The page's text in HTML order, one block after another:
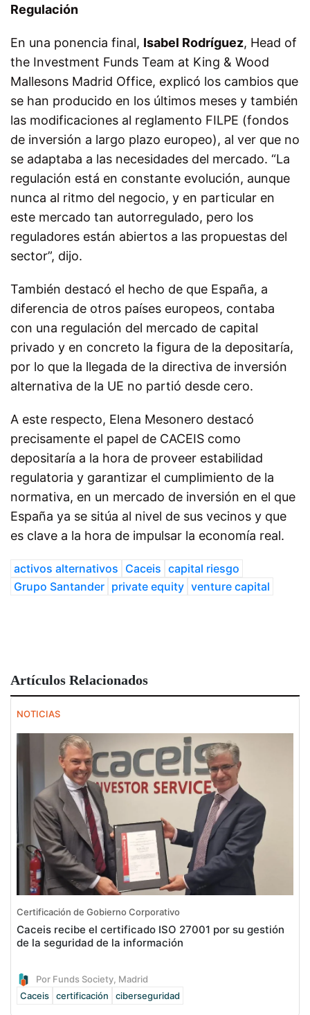
Regulación
En una ponencia final, Isabel Rodríguez, Head of
the Investment Funds Team at King & Wood
Mallesons Madrid Office, explicó los cambios que
se han producido en los últimos meses y también
las modificaciones al reglamento FILPE (fondos
de inversión a largo plazo europeo), al ver que no
se adaptaba a las necesidades del mercado. “La
regulación está en constante evolución, aunque
nunca al ritmo del negocio, y en particular en
este mercado tan autorregulado, pero los
reguladores están abiertos a las propuestas del
sector”, dijo.
También destacó el hecho de que España, a
diferencia de otros países europeos, contaba
con una regulación del mercado de capital
privado y en concreto la figura de la depositaría,
por lo que la llegada de la directiva de inversión
alternativa de la UE no partió desde cero.
A este respecto, Elena Mesonero destacó
precisamente el papel de CACEIS como
depositaría a la hora de proveer estabilidad
regulatoria y garantizar el cumplimiento de la
normativa, en un mercado de inversión en el que
España ya se sitúa al nivel de sus vecinos y que
es clave a la hora de impulsar la economía real.
activos alternativos Caceis capital riesgo
Grupo Santander private equity venture capital
Artículos Relacionados
NOTICIAS
Certificación de Gobierno Corporativo
Caceis recibe el certificado ISO 27001 por su gestión
de la seguridad de la información
Por Funds Society, Madrid
Caceis
certificación ciberseguridad